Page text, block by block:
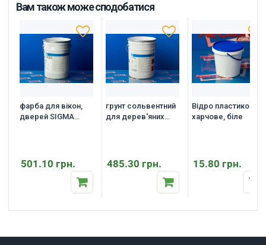
Вам також може сподобатися
фарба для вікон,
дверей SIGMA
501.10 грн.
грунт сольвентний
для дерев'яних
485.30 грн.
Відро пластикове
харчове, біле
15.80 грн.